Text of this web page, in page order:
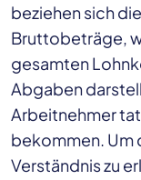
beziehen sich
Bruttobeträge,
gesamten
Abgaben
Arbeitnehmer
bekommen. Um
Verständnis zu